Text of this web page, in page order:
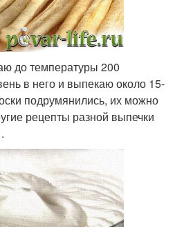
до температуры 200
в него и выпекаю около 15-
подрумянились, их можно
рецепты разной выпечки